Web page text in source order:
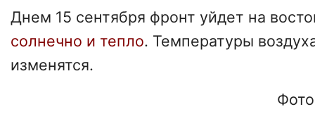
Днем 15 сентября фронт уйдет на
солнечно и тепло. Температуры
изменятся.